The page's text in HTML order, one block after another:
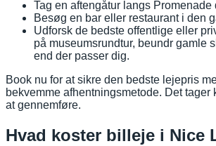
Tag en aftengåtur langs Promenade
Besøg en bar eller restaurant i den
Udforsk de bedste offentlige eller
på museumsrundtur, beundr gamle
end der passer dig.
Book nu for at sikre den bedste lejepris
bekvemme afhentningsmetode. Det tager
at gennemføre.
Hvad koster billeje i Nice